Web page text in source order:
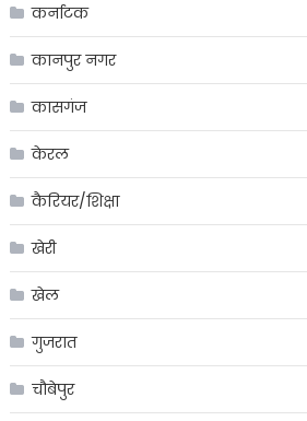
कर्नाटक
कानपुर नगर
कासगंज
केरल
कैरियर/शिक्षा
खेरी
खेल
गुजरात
चौबेपुर